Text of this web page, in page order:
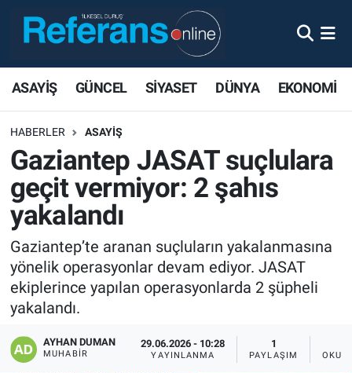
ASAYİŞ GÜNCEL SİYASET DÜNYA EKONOMİ
HABERLER ASAYİŞ
Gaziantep JASAT suçlulara
geçit vermiyor: 2 şahıs
yakalandı
Gaziantep’te aranan suçluların yakalanmasına
yönelik operasyonlar devam ediyor. JASAT
ekiplerince yapılan operasyonlarda 2 şüpheli
yakalandı.
AYHAN DUMAN
MUHABIR
29.06.2026 - 10:28
YAYINLANMA
1
PAYLAŞIM